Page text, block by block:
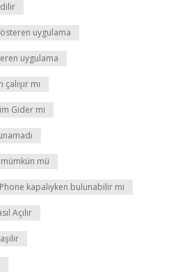
uygulama
uygulama
mı
Gider mi
mü
kapalıyken bulunabilir mi
Açılır